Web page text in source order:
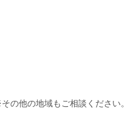
の他の地域もご相談ください。